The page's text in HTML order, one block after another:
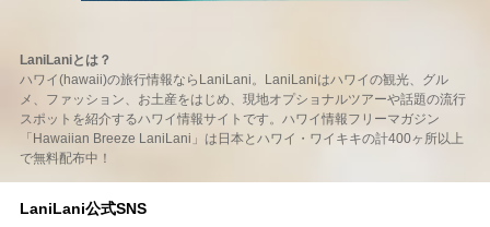
LaniLaniとは？
ハワイ(hawaii)の旅行情報ならLaniLani。LaniLaniはハワイの観光、グル
メ、ファッション、お土産をはじめ、現地オプショナルツアーや話題の流行
スポットを紹介するハワイ情報サイトです。ハワイ情報フリーマガジン
「Hawaiian Breeze LaniLani」は日本とハワイ・ワイキキの計400ヶ所以上
で無料配布中！
LaniLani公式SNS